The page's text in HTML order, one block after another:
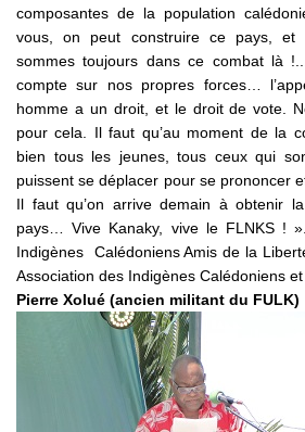
composantes de la population
vous, on peut construire ce pays, et
sommes toujours dans ce combat là
compte sur nos propres forces…
homme a un droit, et le droit de vote.
pour cela. Il faut qu’au moment de la
bien tous les jeunes, tous ceux qui
puissent se déplacer pour se prononcer
Il faut qu’on arrive demain à obtenir
pays… Vive Kanaky, vive le FLNKS !
Indigènes Calédoniens Amis de la
Association des Indigènes Calédoniens
Pierre Xolué (ancien militant du FULK)